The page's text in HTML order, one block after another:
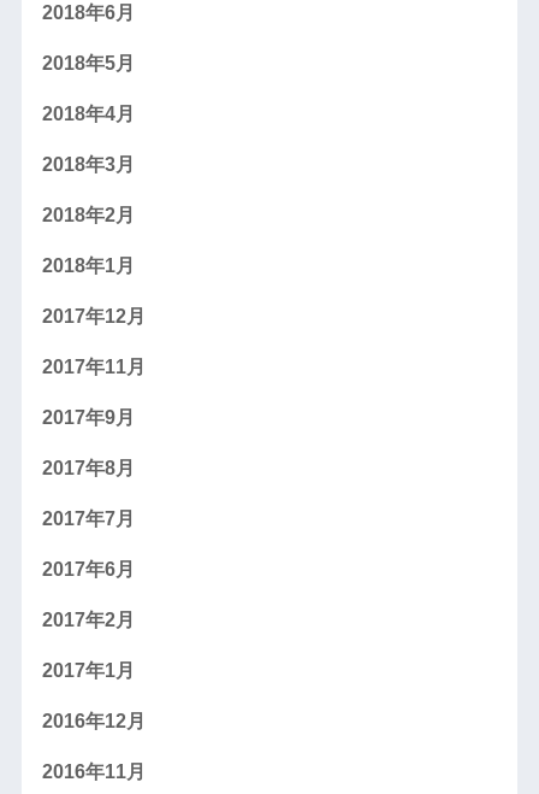
2018年6月
2018年5月
2018年4月
2018年3月
2018年2月
2018年1月
2017年12月
2017年11月
2017年9月
2017年8月
2017年7月
2017年6月
2017年2月
2017年1月
2016年12月
2016年11月